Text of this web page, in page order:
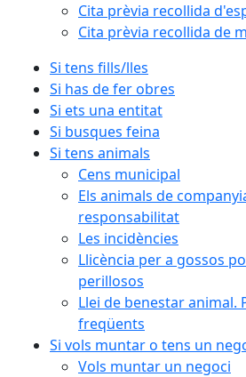
Cita prèvia recollida
Cita prèvia recollida de
Si tens fills/lles
Si has de fer obres
Si ets una entitat
Si busques feina
Si tens animals
Cens municipal
Els animals de
responsabilitat
Les incidències
Llicència per a gossos
perillosos
Llei de benestar animal.
freqüents
Si vols muntar o tens un
Vols muntar un negoci